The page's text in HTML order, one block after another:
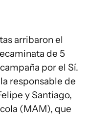
arribaron el
de 5
por el Sí.
responsable de
y Santiago,
(MAM), que